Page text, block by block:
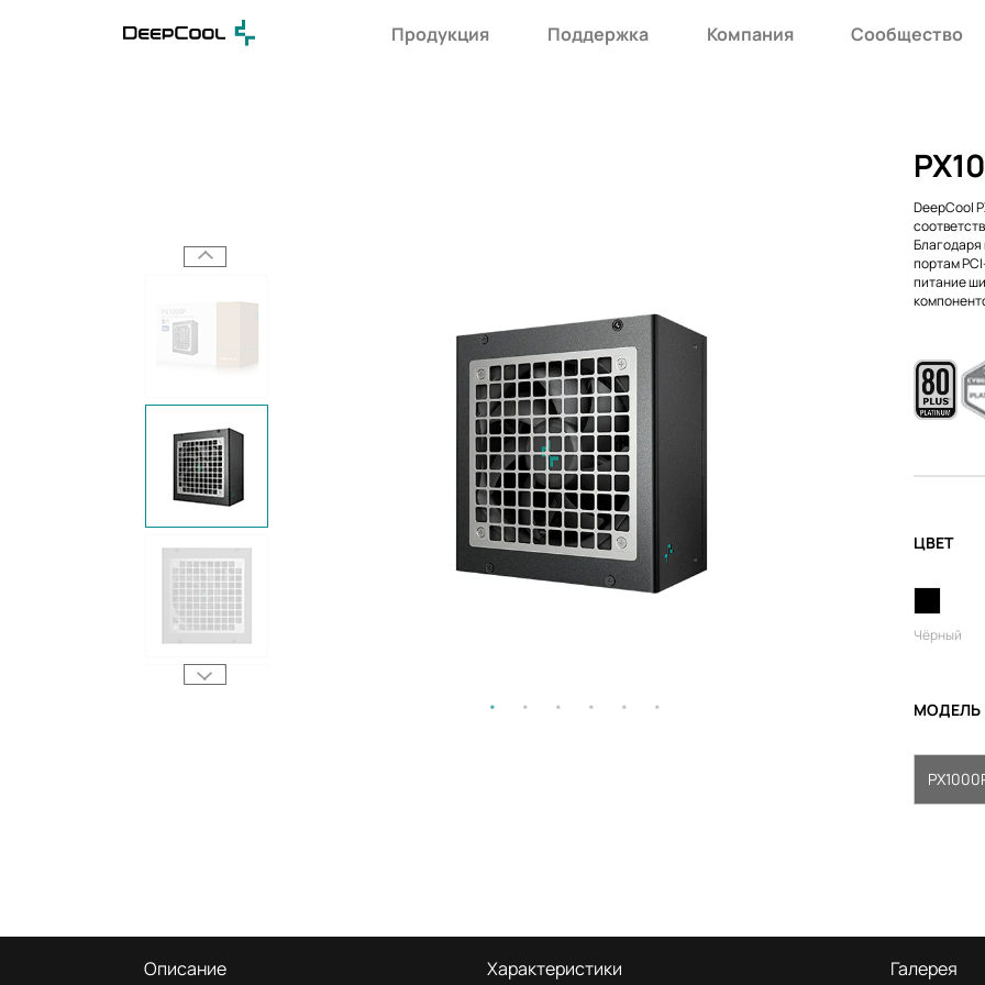
Продукция Поддержка Компания Сообщество
DeepCool
Благодаря
портам
питание
ЦВЕТ
Чёрный
МОДЕЛЬ
Описание Характеристики Галерея